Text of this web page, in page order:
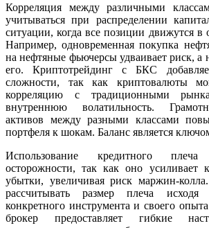
Корреляция между различными
учитываться при распределении
ситуации, когда все позиции движутся в
Например, одновременная покупка
на нефтяные фьючерсы удваивает риск, а
его. Криптотрейдинг с БКС
сложности, так как криптовалюты
корреляцию с традиционными
внутреннюю волатильность.
активов между разными классами
портфеля к шокам. Баланс является
Использование кредитного
осторожности, так как оно усиливает
убытки, увеличивая риск маржин-
рассчитывать размер плеча исходя
конкретного инструмента и своего
брокер предоставляет гибкие